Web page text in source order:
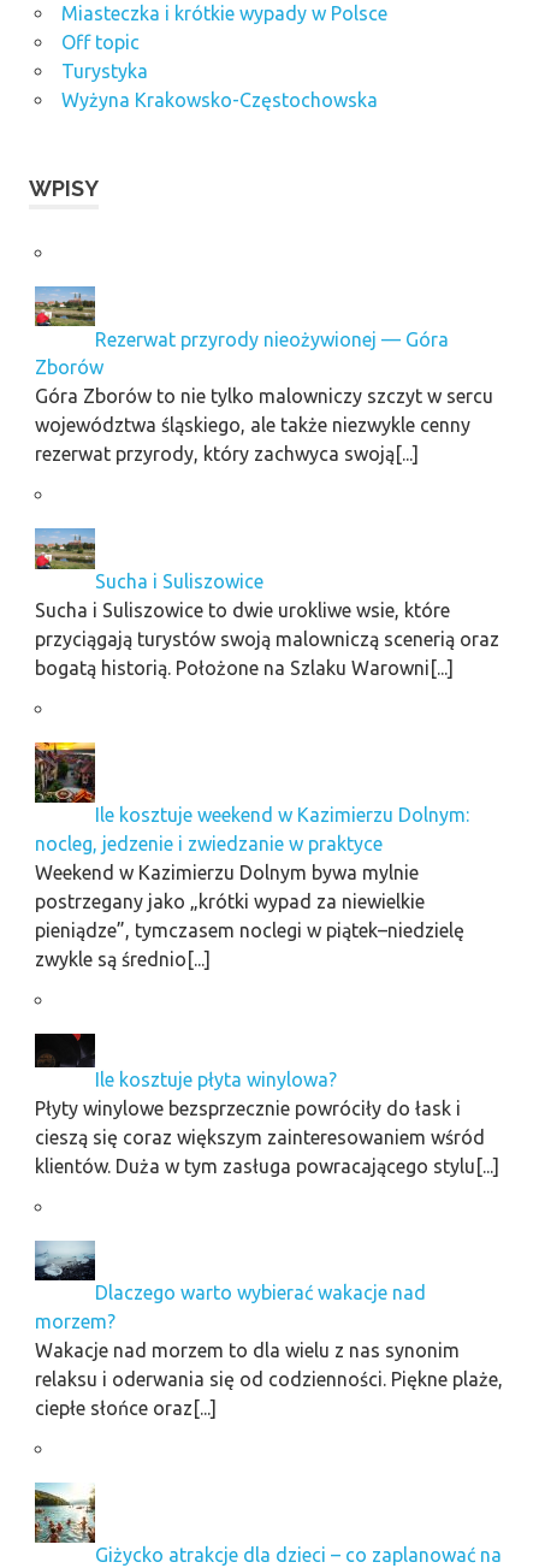
Miasteczka i krótkie wypady w Polsce
Off topic
Turystyka
Wyżyna Krakowsko-Częstochowska
WPISY
Rezerwat przyrody nieożywionej — Góra
Zborów
Góra Zborów to nie tylko malowniczy szczyt w sercu
województwa śląskiego, ale także niezwykle cenny
rezerwat przyrody, który zachwyca swoją[...]
Sucha i Suliszowice
Sucha i Suliszowice to dwie urokliwe wsie, które
przyciągają turystów swoją malowniczą scenerią oraz
bogatą historią. Położone na Szlaku Warowni[...]
Ile kosztuje weekend w Kazimierzu Dolnym:
nocleg, jedzenie i zwiedzanie w praktyce
Weekend w Kazimierzu Dolnym bywa mylnie
postrzegany jako „krótki wypad za niewielkie
pieniądze”, tymczasem noclegi w piątek–niedzielę
zwykle są średnio[...]
Ile kosztuje płyta winylowa?
Płyty winylowe bezsprzecznie powróciły do łask i
cieszą się coraz większym zainteresowaniem wśród
klientów. Duża w tym zasługa powracającego stylu[...]
Dlaczego warto wybierać wakacje nad
morzem?
Wakacje nad morzem to dla wielu z nas synonim
relaksu i oderwania się od codzienności. Piękne plaże,
ciepłe słońce oraz[...]
Giżycko atrakcje dla dzieci – co zaplanować na